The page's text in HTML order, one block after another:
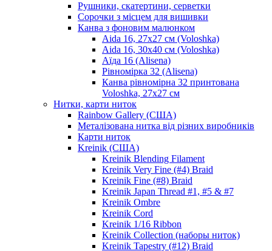
Рушники, скатертини, серветки
Сорочки з місцем для вишивки
Канва з фоновим малюнком
Aida 16, 27х27 см (Voloshka)
Aida 16, 30х40 см (Voloshka)
Аїда 16 (Alisena)
Рівномірка 32 (Alisena)
Канва рівномірна 32 принтована
Voloshka, 27х27 см
Нитки, карти ниток
Rainbow Gallery (США)
Металізована нитка від різних виробників
Карти ниток
Kreinik (США)
Kreinik Blending Filament
Kreinik Very Fine (#4) Braid
Kreinik Fine (#8) Braid
Kreinik Japan Thread #1, #5 & #7
Kreinik Ombre
Kreinik Cord
Kreinik 1/16 Ribbon
Kreinik Collection (наборы ниток)
Kreinik Tapestry (#12) Braid